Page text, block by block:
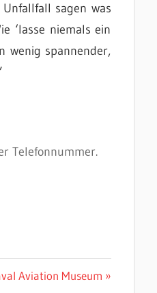
sagen was
‘lasse niemals ein
wenig spannender,
Telefonnummer.
Aviation Museum